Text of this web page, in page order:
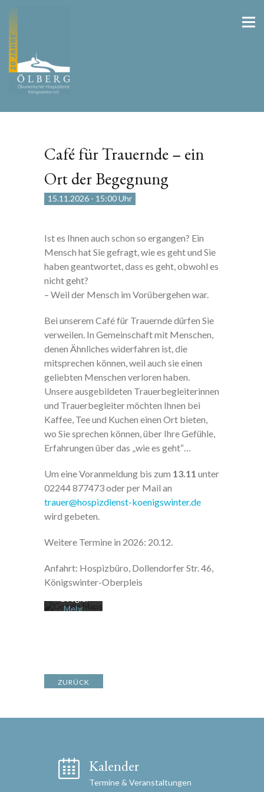
Café für Trauernde – ein
Ort der Begegnung
15.11.2026- 15:00 Uhr
Ist es Ihnen auch schon so ergangen? Ein
Mensch hat Sie gefragt, wie es geht und Sie
haben geantwortet, dass es geht, obwohl es
nicht geht?
– Weil der Mensch im Vorübergehen war.
Bei unserem Café für Trauernde dürfen Sie
verweilen. In Gemeinschaft mit Menschen,
denen Ähnliches widerfahren ist, die
mitsprechen können, weil auch sie einen
geliebten Menschen verloren haben.
Unsere ausgebildeten Trauerbegleiterinnen
und Trauerbegleiter möchten Ihnen bei
Kaffee, Tee und Kuchen einen Ort bieten,
wo Sie sprechen können, über Ihre Gefühle,
Erfahrungen über das „wie es geht“…
Um eine Voranmeldung bis zum 13.11 unter
02244 877473 oder per Mail an
trauer@hospizdienst-koenigswinter.de
wird gebeten.
Weitere Termine in 2026: 20.12.
Anfahrt: Hospizbüro, Dollendorfer Str. 46,
Königswinter-Oberpleis
Mit dem
Karte
akzeptiere
Datenschu
tzerklärung
von
Mehr
Google
Maps immer
ZURÜCK
Kalender
Termine & Veranstaltungen